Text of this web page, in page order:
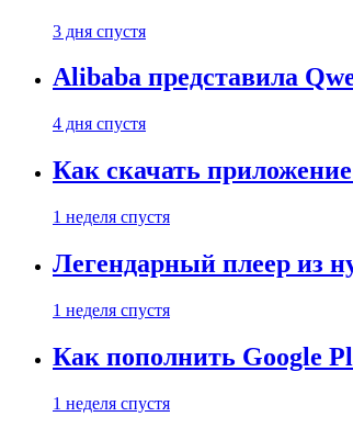
3 дня спустя
Alibaba представила
4 дня спустя
Как скачать
1 неделя спустя
Легендарный плеер из
1 неделя спустя
Как пополнить Google
1 неделя спустя